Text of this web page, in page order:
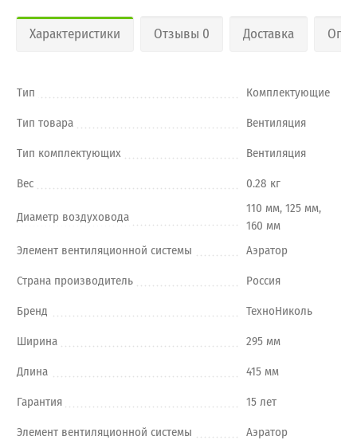
Характеристики Отзывы 0 Доставка
Тип Комплектующие
Тип товара Вентиляция
Тип комплектующих Вентиляция
Вес 0.28 кг
Диаметр воздуховода
110 мм, 125 мм,
160 мм
Элемент вентиляционной системы
Аэратор
Страна производитель Россия
Бренд ТехноНиколь
Ширина 295 мм
Длина 415 мм
Гарантия 15 лет
Элемент вентиляционной системы Аэратор